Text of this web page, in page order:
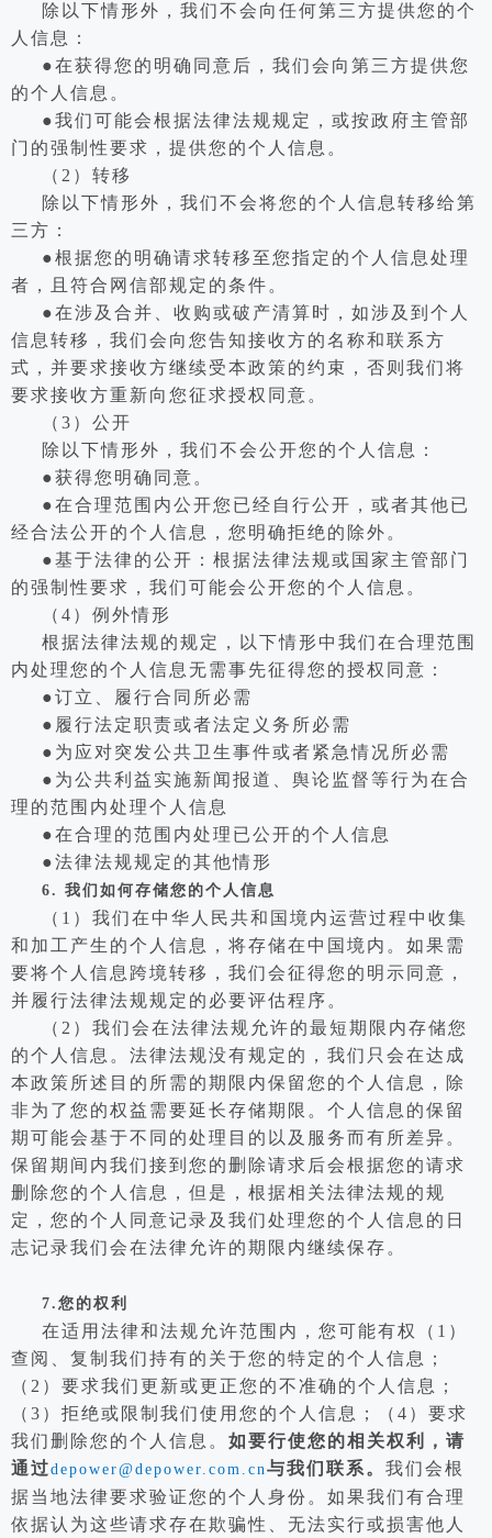
除以下情形外，我们不会向任何第三方提供您的个
人信息：
●在获得您的明确同意后，我们会向第三方提供您
的个人信息。
●我们可能会根据法律法规规定，或按政府主管部
门的强制性要求，提供您的个人信息。
（2）转移
除以下情形外，我们不会将您的个人信息转移给第
三方：
●根据您的明确请求转移至您指定的个人信息处理
者，且符合网信部规定的条件。
●在涉及合并、收购或破产清算时，如涉及到个人
信息转移，我们会向您告知接收方的名称和联系方
式，并要求接收方继续受本政策的约束，否则我们将
要求接收方重新向您征求授权同意。
（3）公开
除以下情形外，我们不会公开您的个人信息：
●获得您明确同意。
●在合理范围内公开您已经自行公开，或者其他已
经合法公开的个人信息，您明确拒绝的除外。
●基于法律的公开：根据法律法规或国家主管部门
的强制性要求，我们可能会公开您的个人信息。
（4）例外情形
根据法律法规的规定，以下情形中我们在合理范围
内处理您的个人信息无需事先征得您的授权同意：
●订立、履行合同所必需
●履行法定职责或者法定义务所必需
●为应对突发公共卫生事件或者紧急情况所必需
●为公共利益实施新闻报道、舆论监督等行为在合
理的范围内处理个人信息
●在合理的范围内处理已公开的个人信息
●法律法规规定的其他情形
6. 我们如何存储您的个人信息
（1）我们在中华人民共和国境内运营过程中收集
和加工产生的个人信息，将存储在中国境内。如果需
要将个人信息跨境转移，我们会征得您的明示同意，
并履行法律法规规定的必要评估程序。
（2）我们会在法律法规允许的最短期限内存储您
的个人信息。法律法规没有规定的，我们只会在达成
本政策所述目的所需的期限内保留您的个人信息，除
非为了您的权益需要延长存储期限。个人信息的保留
期可能会基于不同的处理目的以及服务而有所差异。
保留期间内我们接到您的删除请求后会根据您的请求
删除您的个人信息，但是，根据相关法律法规的规
定，您的个人同意记录及我们处理您的个人信息的日
志记录我们会在法律允许的期限内继续保存。
7. 您的权利
在适用法律和法规允许范围内，您可能有权（1）
查阅、复制我们持有的关于您的特定的个人信息；
（2）要求我们更新或更正您的不准确的个人信息；
（3）拒绝或限制我们使用您的个人信息；（4）要求
我们删除您的个人信息。 如要行使您的相关权利，请
通过depower@depower.com.cn与我们联系。 我们会根
据当地法律要求验证您的个人身份。如果我们有合理
依据认为这些请求存在欺骗性、无法实行或损害他人